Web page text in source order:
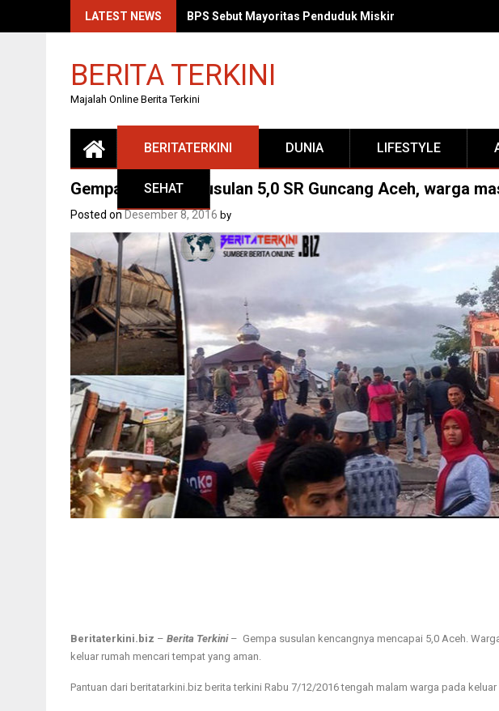
LATEST NEWS BPS Sebut Mayoritas Penduduk Miskin RI Menumpuk di
BERITA TERKINI
Majalah Online Berita Terkini
BERITATERKINI DUNIA LIFESTYLE
SEHAT
Gempa nya aceh susulan 5,0 SR Guncang Aceh, warga
Posted on Desember 8, 2016 by
Beritaterkini.biz – Berita Terkini– Gempa susulan kencangnya mencapai 5,0 Aceh.
keluar rumah mencari tempat yang aman.
Pantuan dari beritatarkini.biz berita terkini Rabu 7/12/2016 tengah malam warga pada